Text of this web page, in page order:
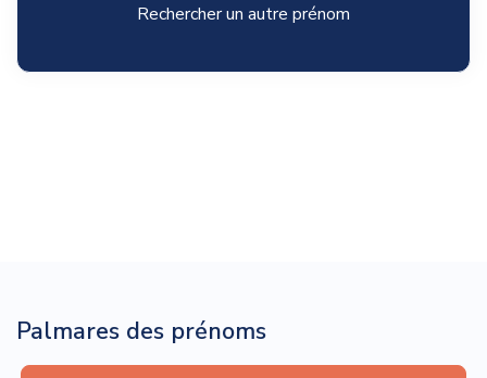
Rechercher un autre prénom
Palmares des prénoms